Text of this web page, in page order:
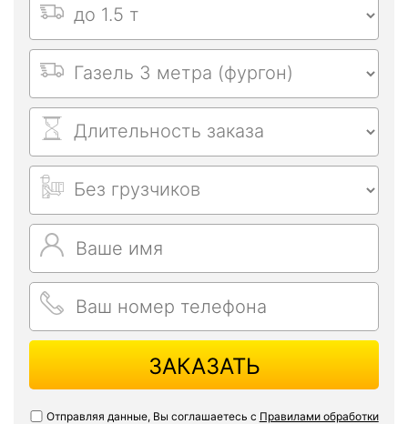
ЗАКАЗАТЬ
Отправляя данные, Вы соглашаетесь с Правилами обработки